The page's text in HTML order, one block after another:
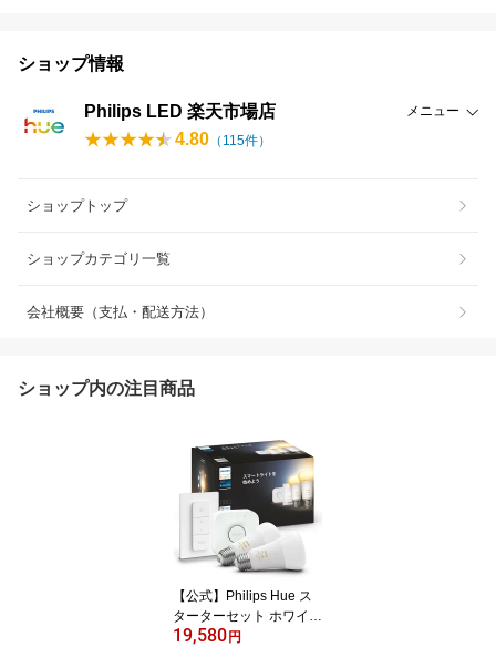
ショップ情報
Philips LED 楽天市場店 メニュー
4.80 （ 115件）
ショップトップ
ショップカテゴリ一覧
会社概要（支払・配送方法）
ショップ内の注目商品
【公式】Philips Hue ス
ターターセット ホワイト
グラデーション e26 4点
19,580 円